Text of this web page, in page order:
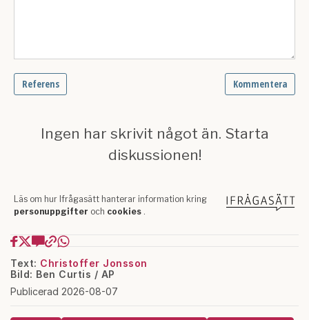
Text: Christoffer Jonsson
Bild: Ben Curtis / AP
Publicerad 2026-08-07